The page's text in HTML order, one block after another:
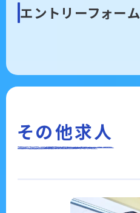
エントリーフォーム
その他求人